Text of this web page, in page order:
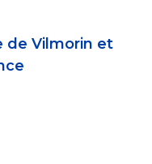
de Vilmorin et